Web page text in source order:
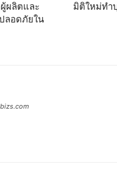
ผลิตและ
ลอดภัยใน
มิติใหม่ทำ